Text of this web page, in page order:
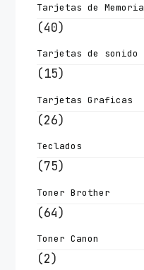
Tarjetas de Memoria
(40)
Tarjetas de sonido
(15)
Tarjetas Graficas
(26)
Teclados
(75)
Toner Brother
(64)
Toner Canon
(2)